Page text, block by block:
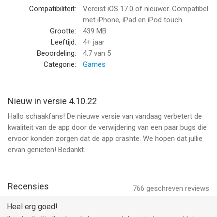
- Speel spannende schaakvarianten in onze app: schaak960
(Fischer-Random), snelschaken, puzzel race, bullet schaak,
puzzelstrijd of blindschaak.
SCHAAKPUZZELS:
- Race tegen de klok met een timer om je hoogste score in
Puzzel Race te verbeteren.
- Oefen puzzels met specifieke thema's in dit strategische
bordspel (schaakmat in 1, in 2, in 3, blindschaak, eindspelen,
vork, röntgen, offer, timer, enz.)
- Honderden hoogwaardige schaaklessen en online video's
gemaakt door meesters (Leer en oefen je vaardigheden met
Compatibiliteit:
Vereist iOS 17.0 of nieuwer. Compatibel
met iPhone, iPad en iPod touch.
Grootte:
439 MB
Leeftijd:
4+ jaar
Beoordeling:
4.7 van 5
Categorie:
Games
Nieuw in versie 4.10.22
Hallo schaakfans! De nieuwe versie van vandaag verbetert de
kwaliteit van de app door de verwijdering van een paar bugs die
ervoor konden zorgen dat de app crashte. We hopen dat jullie
ervan genieten! Bedankt.
766 geschreven reviews
Recensies
Heel erg goed!